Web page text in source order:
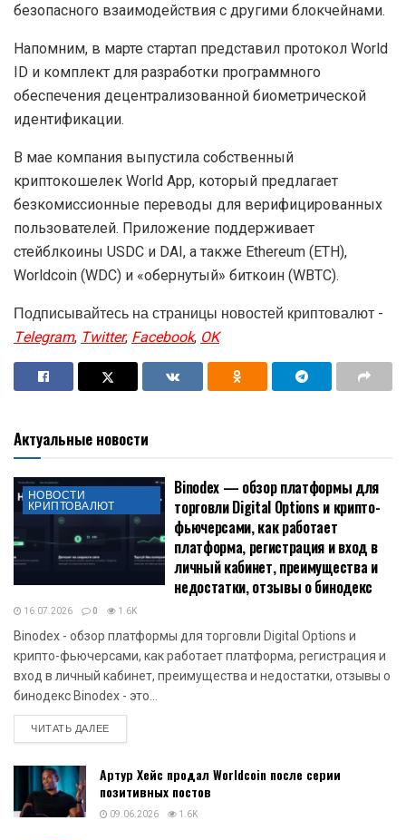
безопасного взаимодействия с другими блокчейнами.
Напомним, в марте стартап представил протокол World
ID и комплект для разработки программного
обеспечения децентрализованной биометрической
идентификации.
В мае компания выпустила собственный
криптокошелек World App, который предлагает
безкомиссионные переводы для верифицированных
пользователей. Приложение поддерживает
стейблкоины USDC и DAI, а также Ethereum (ETH),
Worldcoin (WDC) и «обернутый» биткоин (WBTC).
Подписывайтесь на страницы новостей криптовалют -
Telegram,Twitter,Facebook,OK
Актуальные новости
НОВОСТИ
КРИПТОВАЛЮТ
Binodex — обзор платформы для
торговли Digital Options и крипто-
фьючерсами, как работает
платформа, регистрация и вход в
личный кабинет, преимущества и
недостатки, отзывы о бинодекс
16.07.2026 0 1.6K
Binodex - обзор платформы для торговли Digital Options и
крипто-фьючерсами, как работает платформа, регистрация и
вход в личный кабинет, преимущества и недостатки, отзывы о
бинодекс Binodex - это...
ЧИТАТЬ ДАЛЕЕDETAILS
Артур Хейс продал Worldcoin после серии
позитивных постов
09.06.2026 1.6K